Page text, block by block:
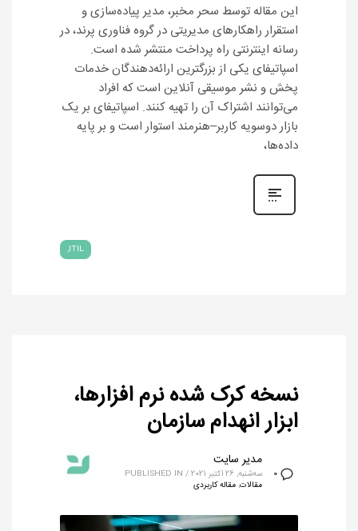
این مقاله توسط سحر مخبر، مدیر پیاده‌سازی و
استقرار راهکارهای مدیریتی در گروه فناوری پرند، در
رسانه اینترنتی راه پرداخت منتشر شده است.
اسپاتیفای یکی از بزرگترین ارائه‌دهندگان خدمات
پخش و نشر موسیقی آنلاین است که افراد
می‌توانند اشتراک آن را تهیه کنند. اسپاتیفای بر یک
بازار دوسویه کاربر–هنرمند استوار است و بر پایه
داده‌ها،
ITIL
نسخه کرک شده نرم افزارها،
ابزار انهدام سازمان
0
مدیر سایت
سه‌شنبه, 26 اکتبر 2021 /
PUBLISHED IN
مقالات, مقاله کاربردی